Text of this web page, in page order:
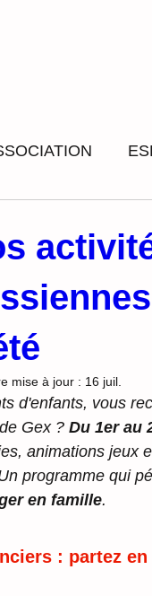
SOCIAL
mise à jour : 16 juil.
d'enfants, vous
Gex ? Du 1er au
animations jeux
programme qui
en famille.
: partez